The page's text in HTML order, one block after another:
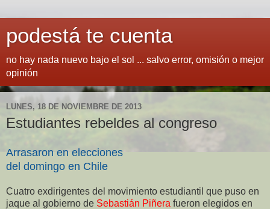
podestá te cuenta
no hay nada nuevo bajo el sol ... salvo error, omisión o mejor
opinión
LUNES, 18 DE NOVIEMBRE DE 2013
Estudiantes rebeldes al congreso
Arrasaron en elecciones
del domingo en Chile
Cuatro exdirigentes del movimiento estudiantil que puso en
jaque al gobierno de Sebastián Piñera fueron elegidos en